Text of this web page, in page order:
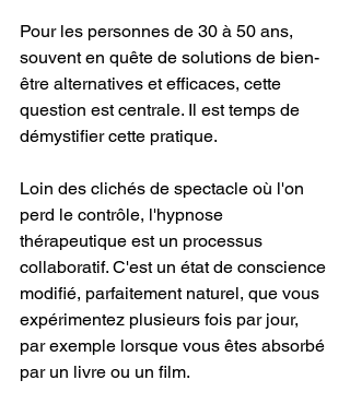
Pour les personnes de 30 à 50 ans,
souvent en quête de solutions de bien-
être alternatives et efficaces, cette
question est centrale. Il est temps de
démystifier cette pratique.
Loin des clichés de spectacle où l'on
perd le contrôle, l'hypnose
thérapeutique est un processus
collaboratif. C'est un état de conscience
modifié, parfaitement naturel, que vous
expérimentez plusieurs fois par jour,
par exemple lorsque vous êtes absorbé
par un livre ou un film.